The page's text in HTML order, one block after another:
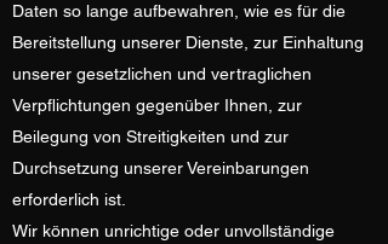
Daten so lange aufbewahren, wie es für die
Bereitstellung unserer Dienste, zur Einhaltung
unserer gesetzlichen und vertraglichen
Verpflichtungen gegenüber Ihnen, zur
Beilegung von Streitigkeiten und zur
Durchsetzung unserer Vereinbarungen
erforderlich ist.
Wir können unrichtige oder unvollständige